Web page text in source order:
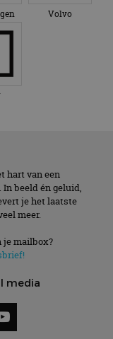
Volvo
hart van een
beeld én geluid,
je het laatste
meer.
je mailbox?
media